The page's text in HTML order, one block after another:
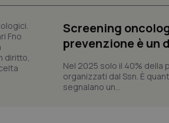
Screening
prevenzione è un
Nel 2025 solo il 40% della
organizzati dal Ssn. È
segnalano un...
tracking-enable
tracking-sites-